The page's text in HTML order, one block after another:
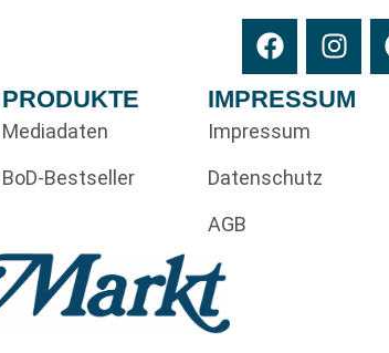
PRODUKTE
Mediadaten
BoD-Bestseller
IMPRESSUM
Impressum
Datenschutz
AGB